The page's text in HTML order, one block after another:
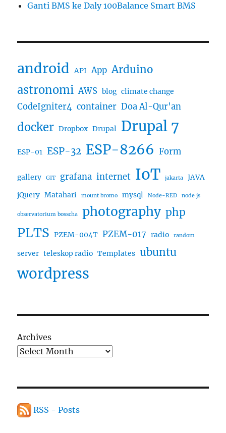
Ganti BMS ke Daly 100Balance Smart BMS
android API App Arduino
astronomi AWS blog climate change
CodeIgniter4 container Doa Al-Qur'an
docker Dropbox Drupal Drupal 7
ESP-01 ESP-32 ESP-8266 Form
gallery GIT grafana internet IoT jakarta
JAVA
jQuery Matahari mount bromo mysql Node-RED node js
observatorium bosscha photography php
PLTS PZEM-004T PZEM-017 radio random
server teleskop radio Templates ubuntu
wordpress
Archives
RSS - Posts